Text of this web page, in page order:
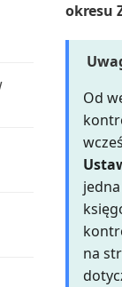
(raport)
Rejestr
Rejestr
Rejestr
Rejestr
Rejestr
okresu
Od
na